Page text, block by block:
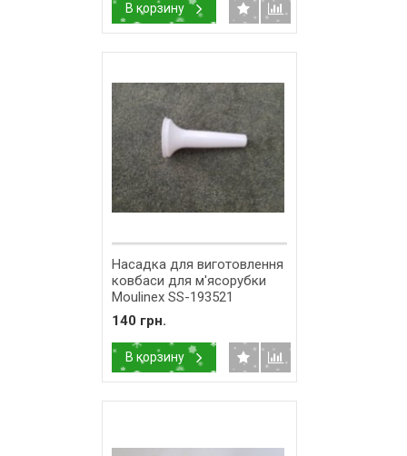
В корзину
Насадка для виготовлення
ковбаси для м'ясорубки
Moulinex SS-193521
140 грн.
В корзину